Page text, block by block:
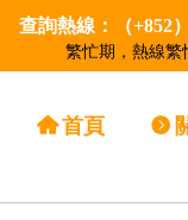
查詢熱線：（
繁忙期，熱線繁
낀首頁 뀹